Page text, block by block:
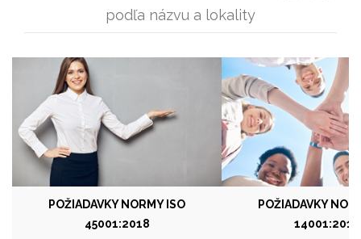
podľa názvu a lokality
POŽIADAVKY NORMY ISO
45001:2018
POŽIADAVKY
14001:2015